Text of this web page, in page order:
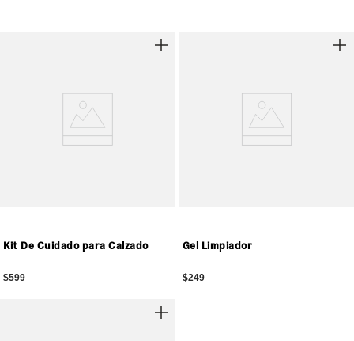
Kit De Cuidado para Calzado
$599
Gel Limpiador
$249